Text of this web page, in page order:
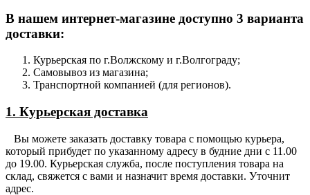
В нашем интернет-магазине доступно 3 варианта
доставки:
Курьерская по г.Волжскому и г.Волгограду;
Самовывоз из магазина;
Транспортной компанией (для регионов).
1. Курьерская доставка
Вы можете заказать доставку товара с помощью курьера,
который прибудет по указанному адресу в будние дни с 11.00
до 19.00. Курьерская служба, после поступления товара на
склад, свяжется с вами и назначит время доставки. Уточнит
адрес.